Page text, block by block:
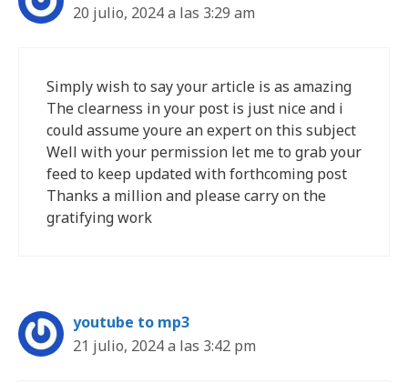
20 julio, 2024 a las 3:29 am
Simply wish to say your article is as amazing
The clearness in your post is just nice and i
could assume youre an expert on this subject
Well with your permission let me to grab your
feed to keep updated with forthcoming post
Thanks a million and please carry on the
gratifying work
youtube to mp3
21 julio, 2024 a las 3:42 pm